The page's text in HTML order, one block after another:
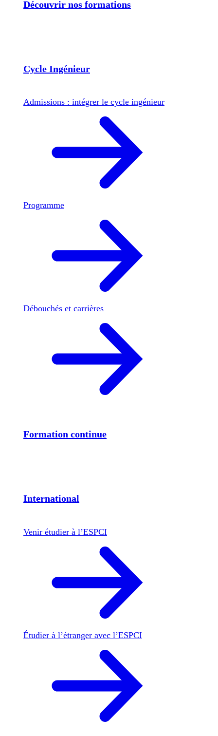
Découvrir nos formations
Cycle Ingénieur
Admissions : intégrer le cycle ingénieur
Programme
Débouchés et carrières
Formation continue
International
Venir étudier à l’ESPCI
Étudier à l’étranger avec l’ESPCI